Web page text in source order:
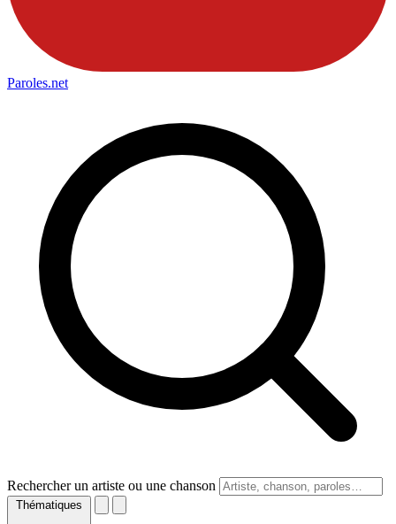
Paroles.net
Rechercher un artiste ou une chanson
Thématiques